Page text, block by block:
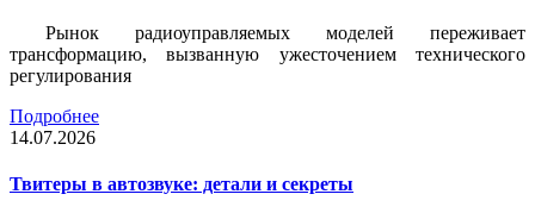
Рынок радиоуправляемых моделей переживает
трансформацию, вызванную ужесточением технического
регулирования
Подробнее
14.07.2026
Твитеры в автозвуке: детали и секреты